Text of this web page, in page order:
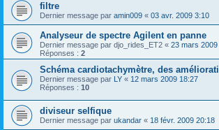
filtre
Dernier message par amin009 « 03 avr. 2009 3:10
Analyseur de spectre Agilent en panne
Dernier message par djo_rides_ET2 « 23 mars 2009
Réponses : 2
Schéma cardiotachymètre, des
Dernier message par LY « 12 mars 2009 18:27
Réponses : 10
diviseur selfique
Dernier message par ukandar « 18 févr. 2009 20:18